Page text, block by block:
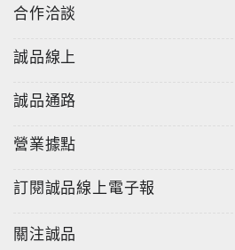
合作洽談
誠品線上
誠品通路
營業據點
訂閱誠品線上電子報
關注誠品